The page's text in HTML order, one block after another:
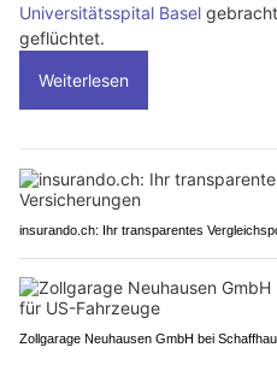
Universitätsspital Basel
geflüchtet.
Weiterlesen
insurando.ch: Ihr transparentes
Zollgarage Neuhausen GmbH bei